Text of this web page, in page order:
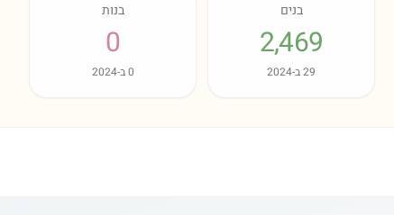
בנים
2,469
29ב-2024
בנות
0
0ב-2024